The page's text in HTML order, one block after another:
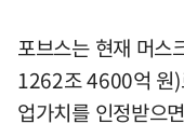
포브스는 현재 머
1262조 4600억 원)
업가치를 인정받으